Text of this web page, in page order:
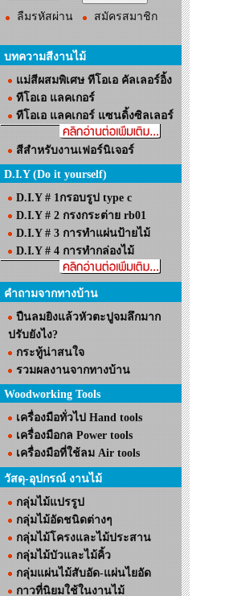
ลืมรหัสผ่าน สมัครสมาชิก
บทความสีงานไม้
แม่สีผสมพิเศษ ทีโอเอ คัลเลอร์อิ้ง
ทีโอเอ แลคเกอร์
ทีโอเอ แลคเกอร์ แซนดิ้งซิลเลอร์
สีสำหรับงานเฟอร์นิเจอร์
D.I.Y (Do it yourself)
D.I.Y # 1กรอบรูป type c
D.I.Y # 2 กรงกระต่าย rb01
D.I.Y # 3 การทำแผ่นป้ายไม้
D.I.Y # 4 การทำกล่องไม้
คำถามจากทางบ้าน
ปืนลมยิงแล้วหัวตะปูจมลึกมาก
ปรับยังไง?
กระทู้น่าสนใจ
รวมผลงานจากทางบ้าน
Woodworking Tools
เครื่องมือทั่วไป Hand tools
เครื่องมือกล Power tools
เครื่องมือที่ใช้ลม Air tools
วัสดุ-อุปกรณ์ งานไม้
กลุ่มไม้แปรรูป
กลุ่มไม้อัดชนิดต่างๆ
กลุ่มไม้โครงและไม้ประสาน
กลุ่มไม้บัวและไม้คิ้ว
กลุ่มแผ่นไม้สับอัด-แผ่นไยอัด
กาวที่นิยมใช้ในงานไม้